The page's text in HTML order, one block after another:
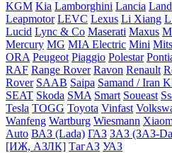
KGM Kia Lamborghini Lancia
Leapmotor LEVC Lexus Li Xiang
Lucid Lync & Co Maserati Maxus
Mercury MG MIA Electric Mini
ORA Peugeot Piaggio Polestar
RAF Range Rover Ravon Renault
Rover SAAB Saipa Samand / Iran
SEAT Skoda SMA Smart Soueast
Tesla TOGG Toyota Vinfast
Wanfeng Wartburg Wiesmann
Auto ВАЗ (Lada) ГАЗ ЗАЗ (ЗАЗ-
[ИЖ, АЗЛК] ТагАЗ УАЗ